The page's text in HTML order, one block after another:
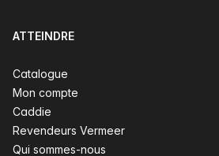
ATTEINDRE
Catalogue
Mon compte
Caddie
Revendeurs Vermeer
Qui sommes-nous